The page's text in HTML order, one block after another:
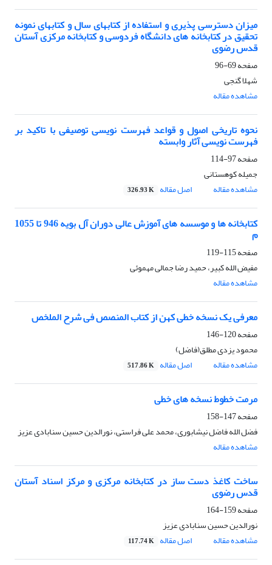
میزان دسترسی پذیری و استفاده از کتابهای سال و کتابهای نمونه
تحقیق در کتابخانه های دانشگاه فردوسی و کتابخانه مرکزی آستان
قدس رضوی
صفحه69-96
شهلا گنجی
مشاهده مقاله
نحوه تاریخی اصول و قواعد فهرست نویسی توصیفی با تاکید بر
فهرست نویسی آثار وابسته
صفحه97-114
جمیله کوهستانی
مشاهده مقاله
اصل مقاله 326.93 K
کتابخانه ها و موسسه های آموزش عالی دوران آل بویه 946 تا 1055
م
صفحه115-119
مفیض الله کبیر، حمید رضا جمالی مهموئی
مشاهده مقاله
معرفی یک نسخه خطی کهن از کتاب المنصص فی شرح الملخص
صفحه120-146
محمود یزدی مطلق(فاضل)
مشاهده مقاله
اصل مقاله 517.86 K
مرمت خطوط نسخه های خطی
صفحه147-158
فضل الله فاضل نیشابوری، محمد علی فراستی، نورالدین حسین سنابادی عزیز
مشاهده مقاله
ساخت کاغذ دست ساز در کتابخانه مرکزی و مرکز اسناد آستان
قدس رضوی
صفحه159-164
نورالدین حسین سنابادی عزیز
مشاهده مقاله
اصل مقاله 117.74 K